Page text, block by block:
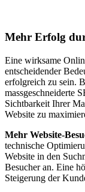
Mehr Erfolg
Eine wirksame
entscheidender
erfolgreich zu sein.
massgeschneiderte
Sichtbarkeit Ihrer
Website zu
Mehr Website-
technische
Website in den
Besucher an. Eine
Steigerung der